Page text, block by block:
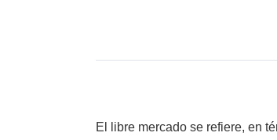
El libre mercado se refiere, en